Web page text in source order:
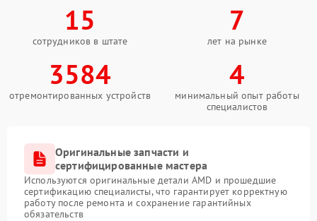
15
сотрудников в штате
7
лет на рынке
3584
отремонтированных устройств
4
минимальный опыт работы
специалистов
Оригинальные запчасти и
сертифицированные мастера
Используются оригинальные детали AMD и прошедшие
сертификацию специалисты, что гарантирует корректную
работу после ремонта и сохранение гарантийных
обязательств